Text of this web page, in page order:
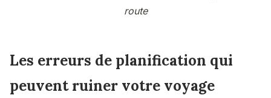
route
Les erreurs de planification qui
peuvent ruiner votre voyage